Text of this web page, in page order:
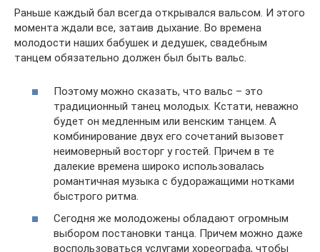
Раньше каждый бал всегда открывался вальсом. И этого
момента ждали все, затаив дыхание. Во времена
молодости наших бабушек и дедушек, свадебным
танцем обязательно должен был быть вальс.
Поэтому можно сказать, что вальс – это
традиционный танец молодых. Кстати, неважно
будет он медленным или венским танцем. А
комбинирование двух его сочетаний вызовет
неимоверный восторг у гостей. Причем в те
далекие времена широко использовалась
романтичная музыка с будоражащими нотками
быстрого ритма.
Сегодня же молодожены обладают огромным
выбором постановки танца. Причем можно даже
воспользоваться услугами хореографа, чтобы